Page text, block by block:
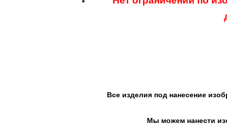
Все изделия под нанесение
Мы можем нанести